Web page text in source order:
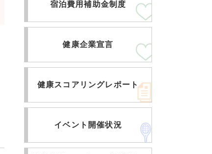
宿泊費用補助金制度
健康企業宣言
健康スコアリングレポート
イベント開催状況